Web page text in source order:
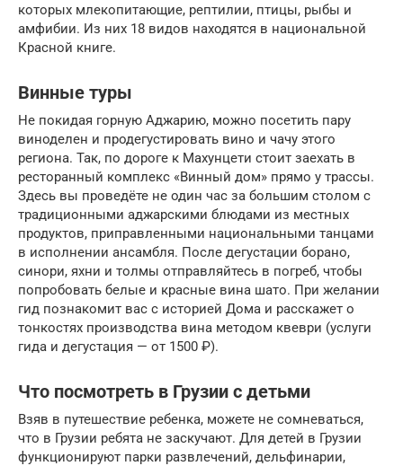
которых млекопитающие, рептилии, птицы, рыбы и
амфибии. Из них 18 видов находятся в национальной
Красной книге.
Винные туры
Не покидая горную Аджарию, можно посетить пару
виноделен и продегустировать вино и чачу этого
региона. Так, по дороге к Махунцети стоит заехать в
ресторанный комплекс «Винный дом» прямо у трассы.
Здесь вы проведёте не один час за большим столом с
традиционными аджарскими блюдами из местных
продуктов, приправленными национальными танцами
в исполнении ансамбля. После дегустации борано,
синори, яхни и толмы отправляйтесь в погреб, чтобы
попробовать белые и красные вина шато. При желании
гид познакомит вас с историей Дома и расскажет о
тонкостях производства вина методом квеври (услуги
гида и дегустация — от 1500 ₽).
Что посмотреть в Грузии с детьми
Взяв в путешествие ребенка, можете не сомневаться,
что в Грузии ребята не заскучают. Для детей в Грузии
функционируют парки развлечений, дельфинарии,